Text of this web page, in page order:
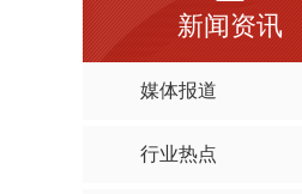
新闻资讯
媒体报道
行业热点